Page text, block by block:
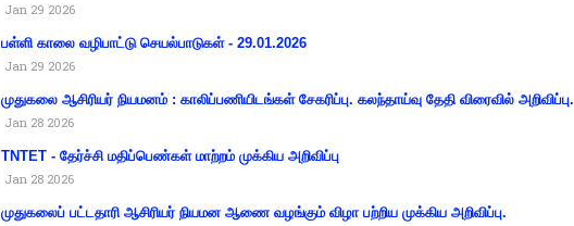
Jan 29 2026
பள்ளி காலை வழிபாட்டு செயல்பாடுகள் - 29.01.2026
Jan 29 2026
முதுகலை ஆசிரியர் நியமனம் : காலிப்பணியிடங்கள் சேகரிப்பு. கலந்தாய்வு தேதி விரைவில் அறிவிப்பு.
Jan 28 2026
TNTET - தேர்ச்சி மதிப்பெண்கள் மாற்றம் முக்கிய அறிவிப்பு
Jan 28 2026
முதுகலைப் பட்டதாரி ஆசிரியர் நியமன ஆணை வழங்கும் விழா பற்றிய முக்கிய அறிவிப்பு.